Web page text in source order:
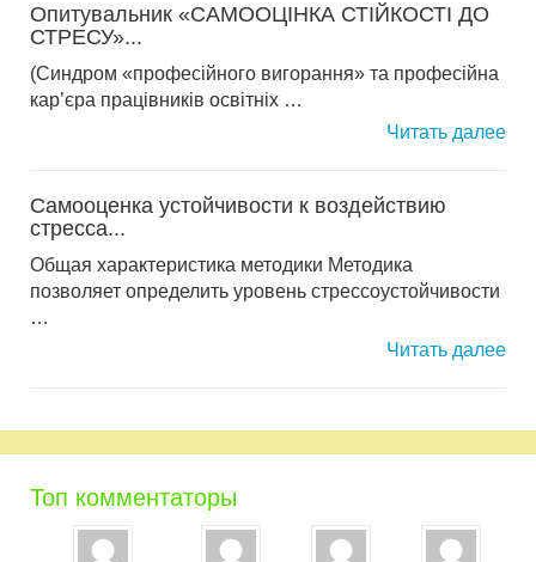
Опитувальник «САМООЦІНКА СТІЙКОСТІ ДО
СТРЕСУ»...
(Синдром «професійного вигорання» та професійна
кар’єра працівників освітніх …
Читать далее
Самооценка устойчивости к воздействию
стресса...
Общая характеристика методики Методика
позволяет определить уровень стрессоустойчивости
…
Читать далее
Топ комментаторы